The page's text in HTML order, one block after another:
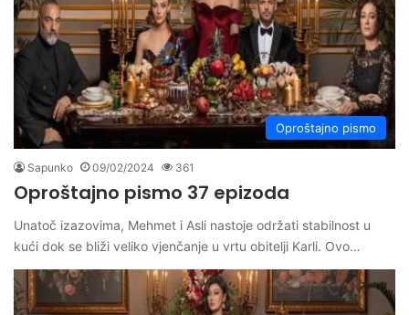
Oproštajno pismo
Sapunko 09/02/2024 361
Oproštajno pismo 37 epizoda
Unatoč izazovima, Mehmet i Asli nastoje održati stabilnost u
kući dok se bliži veliko vjenčanje u vrtu obitelji Karli. Ovo…